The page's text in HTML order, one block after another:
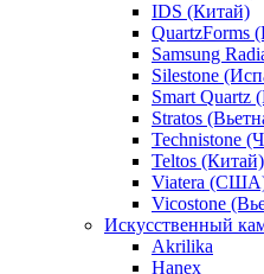
IDS (Китай)
QuartzForms
Samsung
Silestone
Smart Quartz
Stratos
Technistone
Teltos (Китай)
Viatera
Vicostone
Искусственный
Akrilika
Hanex